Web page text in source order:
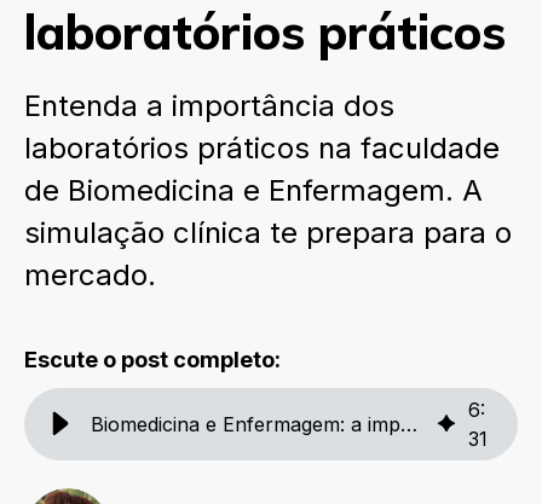
laboratórios práticos
Entenda a importância dos
laboratórios práticos na faculdade
de Biomedicina e Enfermagem. A
simulação clínica te prepara para o
mercado.
Escute o post completo:
Biomedicina e Enfermagem: a importância dos laboratórios práticos
6:
31